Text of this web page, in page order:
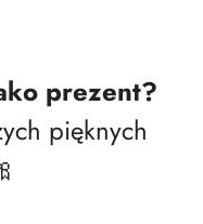
prezent?
pięknych